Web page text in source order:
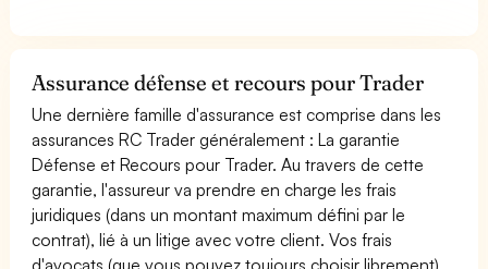
Assurance défense et recours pour Trader
Une dernière famille d'assurance est comprise dans les
assurances RC Trader généralement : La garantie
Défense et Recours pour Trader. Au travers de cette
garantie, l'assureur va prendre en charge les frais
juridiques (dans un montant maximum défini par le
contrat), lié à un litige avec votre client. Vos frais
d'avocats (que vous pouvez toujours choisir librement)